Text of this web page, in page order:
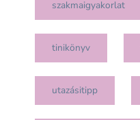
szakmaigyakorlat
tinikönyv
utazásitipp